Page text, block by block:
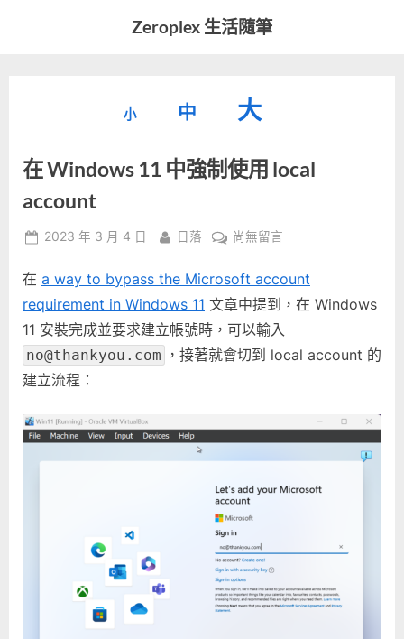
Zeroplex 生活隨筆
發
活
小
型
中
重
字
大
小。
大
型
大
小。
在 Windows 11 中強制使用 local
account
Posted
2023 年 3 月 4 日 By
日落
在
Windows
11
強
制
account〉
中
尚無留言
在 a way to bypass the Microsoft account
requirement in Windows 11 文章中提到，在 Windows
11 安裝完成並要求建立帳號時，可以輸入
no@thankyou.com ，接著就會切到 local account 的
建立流程：